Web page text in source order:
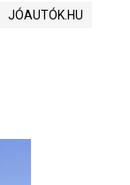
JÓAUTÓK.HU